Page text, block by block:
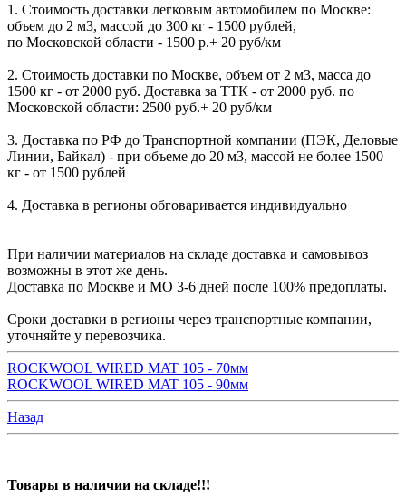
1. Стоимость доставки легковым автомобилем по Москве:
объем до 2 м3, массой до 300 кг - 1500 рублей,
по Московской области - 1500 р.+ 20 руб/км
2. Стоимость доставки по Москве, объем от 2 м3, масса до
1500 кг - от 2000 руб. Доставка за ТТК - от 2000 руб. по
Московской области: 2500 руб.+ 20 руб/км
3. Доставка по РФ до Транспортной компании (ПЭК, Деловые
Линии, Байкал) - при объеме до 20 м3, массой не более 1500
кг - от 1500 рублей
4. Доставка в регионы обговаривается индивидуально
При наличии материалов на складе доставка и самовывоз
возможны в этот же день.
Доставка по Москве и МО 3-6 дней после 100% предоплаты.
Сроки доставки в регионы через транспортные компании,
уточняйте у перевозчика.
ROCKWOOL WIRED MAT 105 - 70мм
ROCKWOOL WIRED MAT 105 - 90мм
Назад
Товары в наличии на складе!!!